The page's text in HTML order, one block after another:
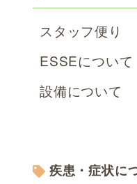
スタッフ便り
ESSEについて
設備について
疾患・症状に